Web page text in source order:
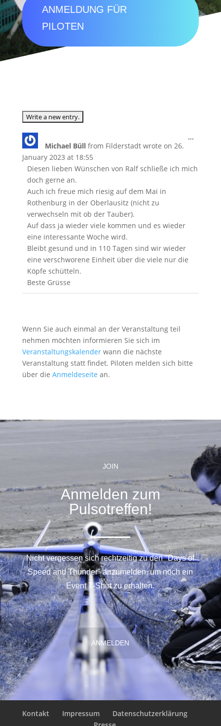
ANMELDUNG FÜR
PILOTEN
Michael Büll from Filderstadt wrote on 26.
January 2023 at 18:55
Diesen lieben Wünschen von Ralf schließe ich mich
doch gerne an.
Auch ich freue mich riesig auf dem Mai in
Rothenburg in der Oberlausitz (nicht zu
verwechseln mit ob der Tauber).
Auf dass ja wieder viele kommen und es wieder
eine interessante Woche wird.
Bleibt gesund und in 110 Tagen sind wir wieder
eine verschworene Einheit über die viele nur die
Köpfe schütteln.
Beste Grüsse
...
Wenn Sie auch einmal an der Veranstaltung teil
nehmen möchten informieren Sie sich im
Veranstaltungskalenderwann die nächste
Veranstaltung statt findet. Piloten melden sich bitte
über die Anmeldeseite an.
JOIN
Anmelden zum
Pulsotreffen!
Nicht vergessen sich rechtzeitig zu den "Days of
Speed and Thunder" anzumelden, um noch ein
Event T-Shirt zu erhalten.
ANMELDEN
Kontakt Impressum
Datenschutzerklärung